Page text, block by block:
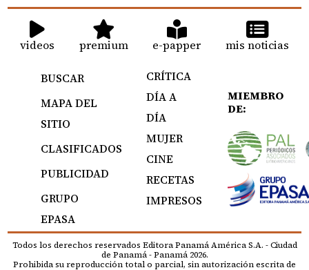
videos premium e-papper mis noticias
BUSCAR
MAPA DEL
SITIO
CLASIFICADOS
PUBLICIDAD
GRUPO
EPASA
CRÍTICA
DÍA A
DÍA
MUJER
CINE
RECETAS
IMPRESOS
MIEMBRO
DE:
Todos los derechos reservados Editora Panamá América S.A. - Ciudad
de Panamá - Panamá 2026.
Prohibida su reproducción total o parcial, sin autorización escrita de